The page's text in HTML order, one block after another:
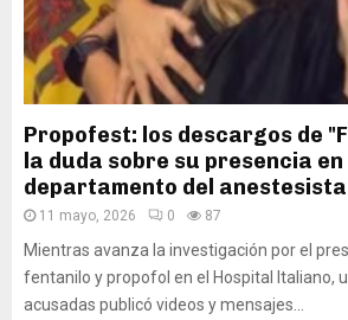
Propofest: los descargos de
la duda sobre su presencia en
departamento del
11 mayo, 2026 0 87
Mientras avanza la investigación por el
fentanilo y propofol en el Hospital Italiano,
acusadas publicó videos y mensajes...